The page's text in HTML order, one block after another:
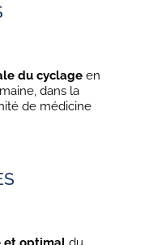
du cyclageen
dans la
de médicine